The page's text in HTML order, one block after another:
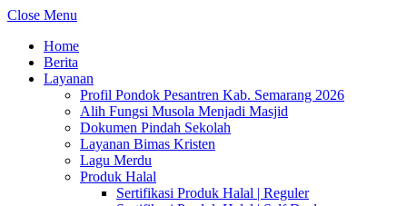
Close Menu
Home
Berita
Layanan
Profil Pondok Pesantren Kab. Semarang 2026
Alih Fungsi Musola Menjadi Masjid
Dokumen Pindah Sekolah
Layanan Bimas Kristen
Lagu Merdu
Produk Halal
Sertifikasi Produk Halal | Reguler